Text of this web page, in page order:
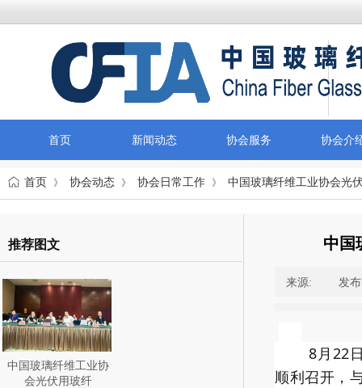
首页 新闻动态 协会服务 协会介
首页 》 协会动态 》 协会日常工作 》 中国玻璃纤维工业协会光
中国
来源: 发
8月22
顺利召开，
推荐图文
中国玻璃纤维工业协
会光伏用玻纤